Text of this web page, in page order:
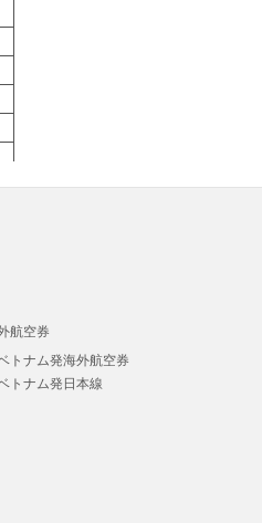
航空券
トナム発海外航空券
トナム発日本線